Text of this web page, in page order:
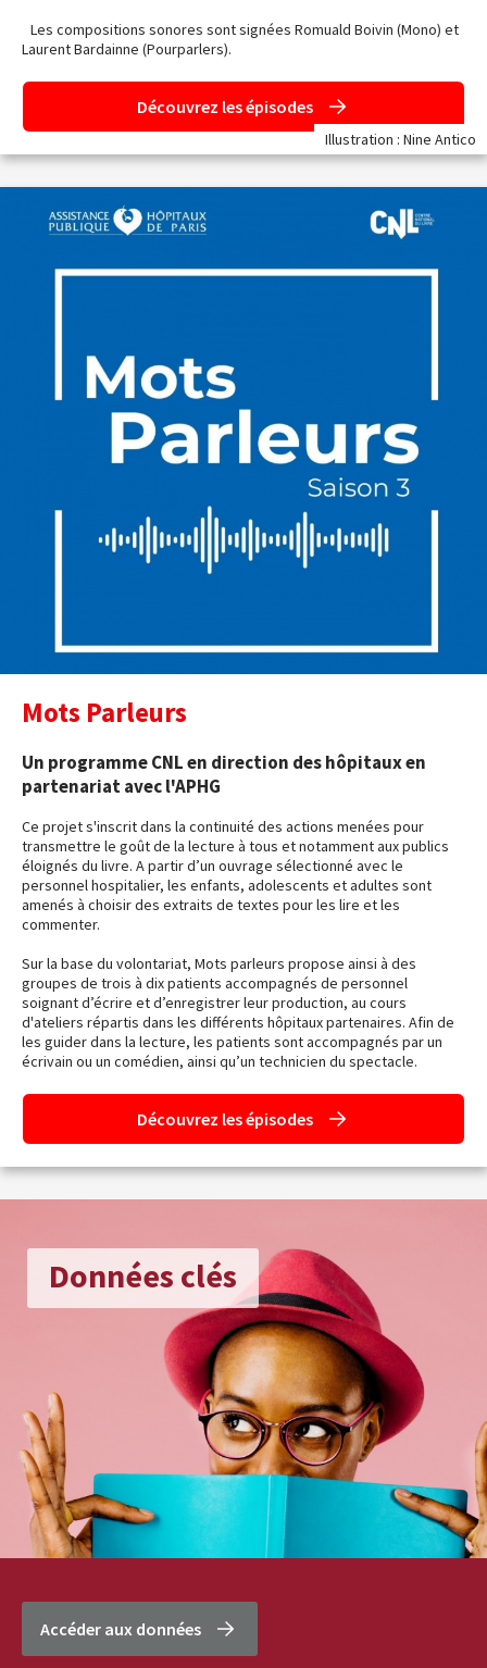
Les compositions sonores sont signées Romuald Boivin (Mono) et
Laurent Bardainne (Pourparlers).
Découvrez les épisodes
Illustration : Nine Antico
Mots Parleurs
Un programme CNL en direction des hôpitaux en
partenariat avec l'APHG
Ce projet s'inscrit dans la continuité des actions menées pour
transmettre le goût de la lecture à tous et notamment aux publics
éloignés du livre. A partir d’un ouvrage sélectionné avec le
personnel hospitalier, les enfants, adolescents et adultes sont
amenés à choisir des extraits de textes pour les lire et les
commenter.
Sur la base du volontariat, Mots parleurs propose ainsi à des
groupes de trois à dix patients accompagnés de personnel
soignant d’écrire et d’enregistrer leur production, au cours
d'ateliers répartis dans les différents hôpitaux partenaires. Afin de
les guider dans la lecture, les patients sont accompagnés par un
écrivain ou un comédien, ainsi qu’un technicien du spectacle.
Découvrez les épisodes
Données clés
Accéder aux données